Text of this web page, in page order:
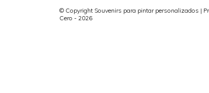
© Copyright Souvenirs para pintar personalizados |
Cero - 2026